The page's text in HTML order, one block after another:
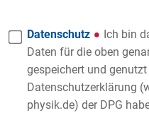
Datenschutz
Ich bin
Daten für die oben
gespeichert und
Datenschutzerklärung
physik.de) der DPG